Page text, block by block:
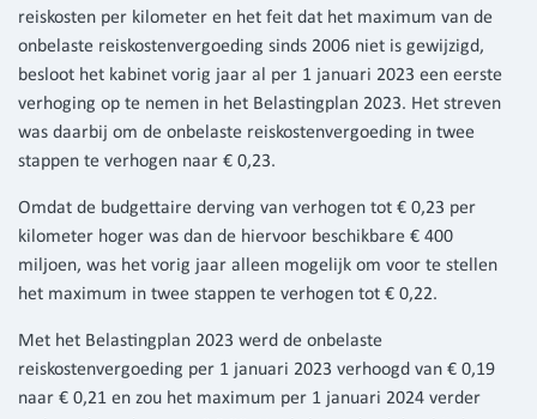
reiskosten per kilometer en het feit dat het maximum van de
onbelaste reiskostenvergoeding sinds 2006 niet is gewijzigd,
besloot het kabinet vorig jaar al per 1 januari 2023 een eerste
verhoging op te nemen in het Belastingplan 2023. Het streven
was daarbij om de onbelaste reiskostenvergoeding in twee
stappen te verhogen naar € 0,23.
Omdat de budgettaire derving van verhogen tot € 0,23 per
kilometer hoger was dan de hiervoor beschikbare € 400
miljoen, was het vorig jaar alleen mogelijk om voor te stellen
het maximum in twee stappen te verhogen tot € 0,22.
Met het Belastingplan 2023 werd de onbelaste
reiskostenvergoeding per 1 januari 2023 verhoogd van € 0,19
naar € 0,21 en zou het maximum per 1 januari 2024 verder